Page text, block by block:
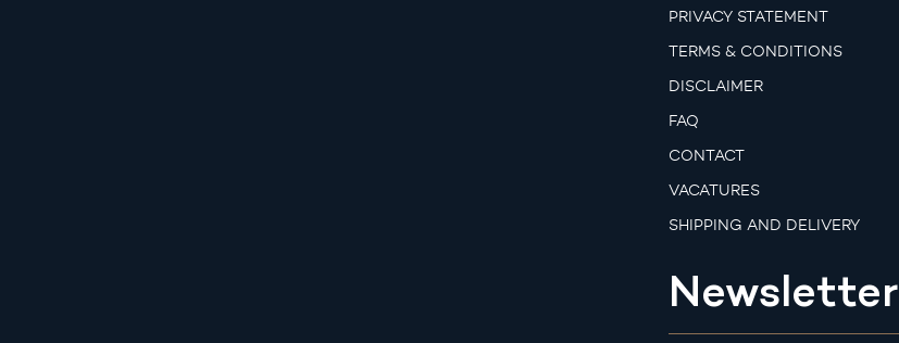
PRIVACY STATEMENT
TERMS & CONDITIONS
DISCLAIMER
FAQ
CONTACT
VACATURES
SHIPPING AND DELIVERY
Newsletter